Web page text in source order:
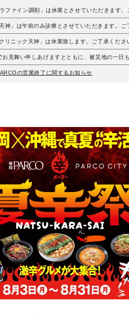
ファイン調剤」は休業とさせていただきます。
神」は午前のみ診療とさせていただきます。ご
リニック天神」は休業致します。ご了承くださ
見舞い申しあげますとともに、被災地の一日
の営業終了に関するお知らせ